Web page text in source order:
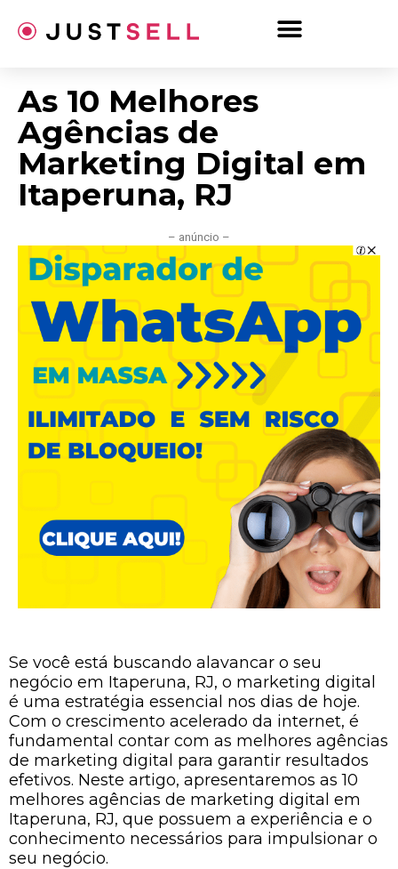
para
As 10 Melhores
Agências de
Marketing Digital em
Itaperuna, RJ
– anúncio –
Se você está buscando alavancar o seu
negócio em Itaperuna, RJ, o marketing digital
é uma estratégia essencial nos dias de hoje.
Com o crescimento acelerado da internet, é
fundamental contar com as melhores agências
de marketing digital para garantir resultados
efetivos. Neste artigo, apresentaremos as 10
melhores agências de marketing digital em
Itaperuna, RJ, que possuem a experiência e o
conhecimento necessários para impulsionar o
seu negócio.